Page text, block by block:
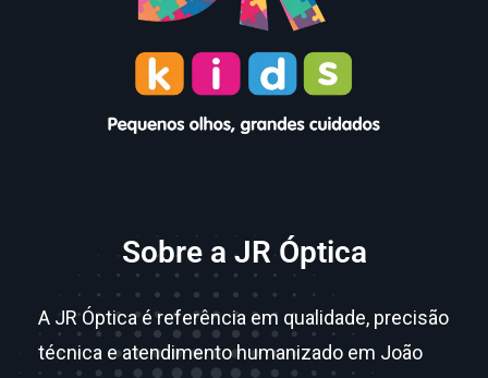
Sobre a JR Óptica
A JR Óptica é referência em qualidade, precisão
técnica e atendimento humanizado em João